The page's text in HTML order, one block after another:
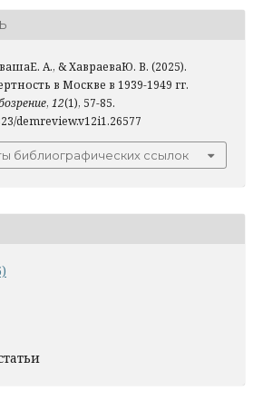
А., & ХавраеваЮ. В. (2025).
в Москве в 1939-1949 гг.
, 12(1), 57-85.
demreview.v12i1.26577
библиографических ссылок